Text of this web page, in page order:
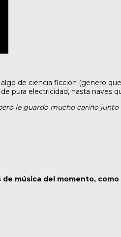
de ciencia ficción (genero
pura electricidad, hasta naves
le guardo mucho cariño
música del momento,